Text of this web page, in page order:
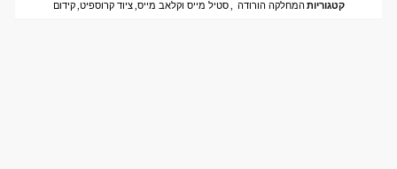
קטגוריות המחלקה הורודה ,סטיל מייס וקלאב מייס,ציוד קרוספיט,קידום